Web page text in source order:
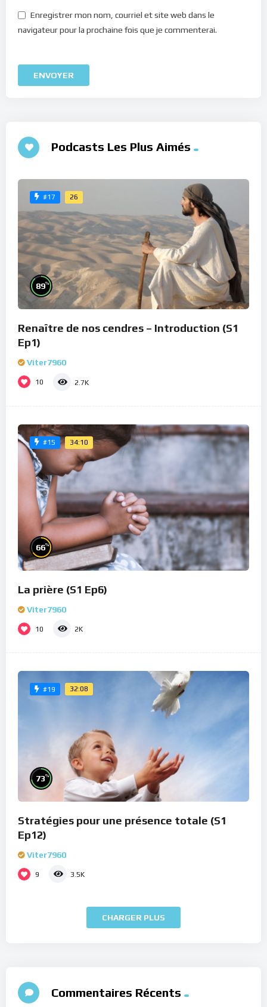
Enregistrer mon nom, courriel et site web dans le
navigateur pour la prochaine fois que je commenterai.
Podcasts Les Plus Aimés
#17 26
89%
Renaître de nos cendres – Introduction (S1
Ep1)
Viter7960
10 2.7K
#15 34:10
66%
La prière (S1 Ep6)
Viter7960
10 2K
#19 32:08
73%
Stratégies pour une présence totale (S1
Ep12)
Viter7960
9 3.5K
CHARGER PLUS
Commentaires Récents